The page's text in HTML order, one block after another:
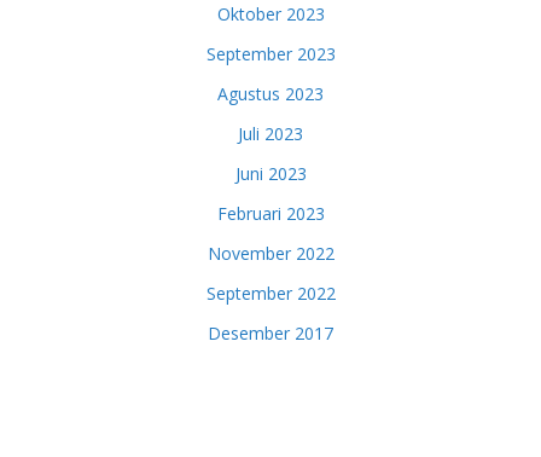
Oktober 2023
September 2023
Agustus 2023
Juli 2023
Juni 2023
Februari 2023
November 2022
September 2022
Desember 2017